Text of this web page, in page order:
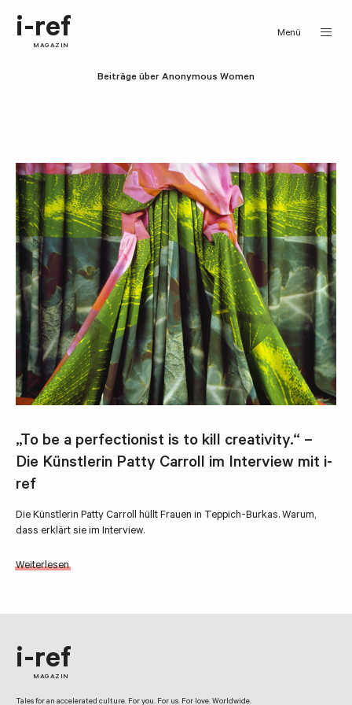
i-ref
MAGAZIN
Menü
Beiträge über Anonymous Women
„To be a perfectionist is to kill creativity.“ –
Die Künstlerin Patty Carroll im Interview mit i-
ref
Die Künstlerin Patty Carroll hüllt Frauen in Teppich-Burkas. Warum,
dass erklärt sie im Interview.
Weiterlesen
i-ref
MAGAZIN
Tales for an accelerated culture. For you. For us. For love. Worldwide.